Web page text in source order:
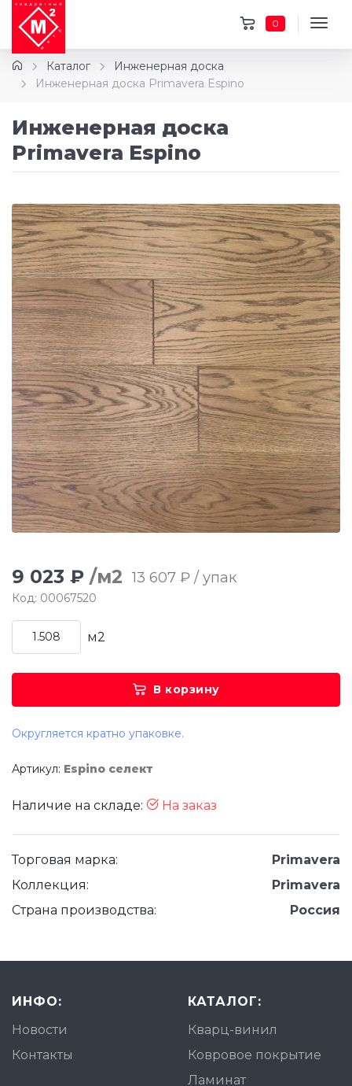
0
Каталог
Инженерная доска
Инженерная доска Primavera Espino
Инженерная доска
Primavera Espino
9 023 ₽ /м2 13 607 ₽ / упак
Код: 00067520
м2
В корзину
Округляется кратно упаковке.
Артикул: Espino селект
Наличие на складе: На заказ
Торговая марка:
Primavera
Коллекция:
Primavera
Страна производства:
Россия
ИНФО:
Новости
Контакты
КАТАЛОГ:
Кварц-винил
Ковровое покрытие
Ламинат